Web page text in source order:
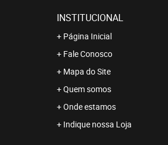
INSTITUCIONAL
Página Inicial
Fale Conosco
Mapa do Site
Quem somos
Onde estamos
Indique nossa Loja